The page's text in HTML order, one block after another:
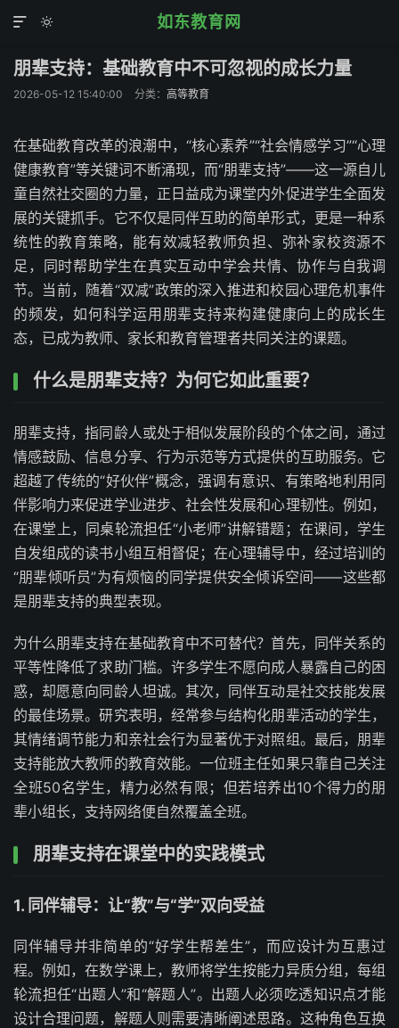
如东教育网


朋辈支持：基础教育中不可忽视的成长力量
2026-05-12 15:40:00 分类： 高等教育
在基础教育改革的浪潮中，“核心素养”“社会情感学习”“心理
健康教育”等关键词不断涌现，而“朋辈支持”——这一源自儿
童自然社交圈的力量，正日益成为课堂内外促进学生全面发
展的关键抓手。它不仅是同伴互助的简单形式，更是一种系
统性的教育策略，能有效减轻教师负担、弥补家校资源不
足，同时帮助学生在真实互动中学会共情、协作与自我调
节。当前，随着“双减”政策的深入推进和校园心理危机事件
的频发，如何科学运用朋辈支持来构建健康向上的成长生
态，已成为教师、家长和教育管理者共同关注的课题。
什么是朋辈支持？为何它如此重要？
朋辈支持，指同龄人或处于相似发展阶段的个体之间，通过
情感鼓励、信息分享、行为示范等方式提供的互助服务。它
超越了传统的“好伙伴”概念，强调有意识、有策略地利用同
伴影响力来促进学业进步、社会性发展和心理韧性。例如，
在课堂上，同桌轮流担任“小老师”讲解错题；在课间，学生
自发组成的读书小组互相督促；在心理辅导中，经过培训的
“朋辈倾听员”为有烦恼的同学提供安全倾诉空间——这些都
是朋辈支持的典型表现。
为什么朋辈支持在基础教育中不可替代？首先，同伴关系的
平等性降低了求助门槛。许多学生不愿向成人暴露自己的困
惑，却愿意向同龄人坦诚。其次，同伴互动是社交技能发展
的最佳场景。研究表明，经常参与结构化朋辈活动的学生，
其情绪调节能力和亲社会行为显著优于对照组。最后，朋辈
支持能放大教师的教育效能。一位班主任如果只靠自己关注
全班50名学生，精力必然有限；但若培养出10个得力的朋
辈小组长，支持网络便自然覆盖全班。
朋辈支持在课堂中的实践模式
1. 同伴辅导：让“教”与“学”双向受益
同伴辅导并非简单的“好学生帮差生”，而应设计为互惠过
程。例如，在数学课上，教师将学生按能力异质分组，每组
轮流担任“出题人”和“解题人”。出题人必须吃透知识点才能
设计合理问题，解题人则需要清晰阐述思路。这种角色互换